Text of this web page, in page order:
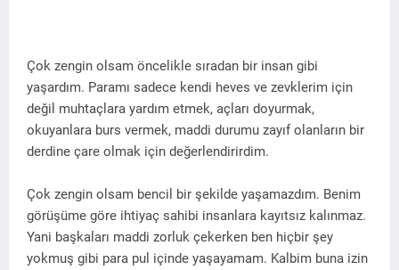
Çok zengin olsam öncelikle sıradan bir insan gibi
yaşardım. Paramı sadece kendi heves ve zevklerim için
değil muhtaçlara yardım etmek, açları doyurmak,
okuyanlara burs vermek, maddi durumu zayıf olanların bir
derdine çare olmak için değerlendirirdim.
Çok zengin olsam bencil bir şekilde yaşamazdım. Benim
görüşüme göre ihtiyaç sahibi insanlara kayıtsız kalınmaz.
Yani başkaları maddi zorluk çekerken ben hiçbir şey
yokmuş gibi para pul içinde yaşayamam. Kalbim buna izin